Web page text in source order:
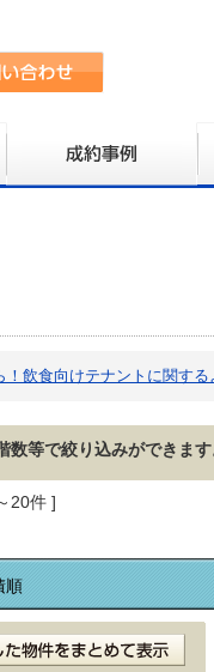
飲食向けテナントに関する
等で絞り込みができます
20件 ]
順